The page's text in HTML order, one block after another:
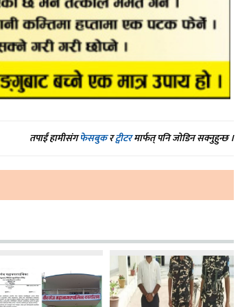
तपाईं हामीसंगफेसबुकरट्वीटरमार्फत् पनि जोडिन सक्नुहुन्छ ।